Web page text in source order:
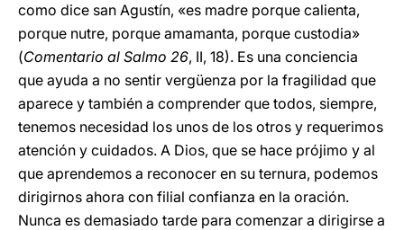
como dice san Agustín, «es madre porque calienta,
porque nutre, porque amamanta, porque custodia»
(Comentario al Salmo 26, II, 18). Es una conciencia
que ayuda a no sentir vergüenza por la fragilidad que
aparece y también a comprender que todos, siempre,
tenemos necesidad los unos de los otros y requerimos
atención y cuidados. A Dios, que se hace prójimo y al
que aprendemos a reconocer en su ternura, podemos
dirigirnos ahora con filial confianza en la oración.
Nunca es demasiado tarde para comenzar a dirigirse a